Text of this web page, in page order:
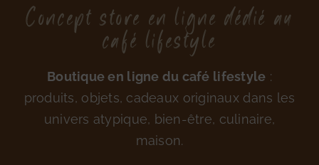
Concept store en ligne dédié au
café lifestyle
Boutique en ligne du café lifestyle :
produits, objets, cadeaux originaux dans les
univers atypique, bien-être, culinaire,
maison.